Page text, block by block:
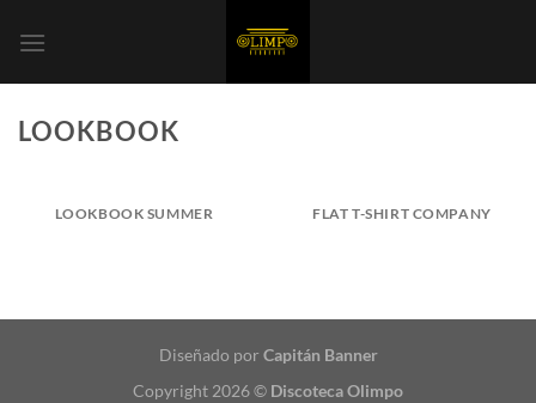
LOOKBOOK
LOOKBOOK SUMMER FLAT T-SHIRT COMPANY
Diseñado por Capitán Banner
Copyright 2026 © Discoteca Olimpo